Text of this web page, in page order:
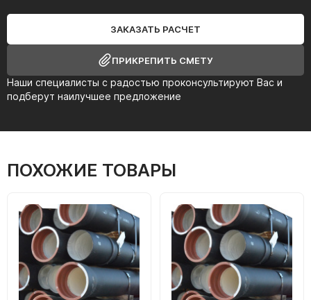
Наши специалисты с радостью проконсультируют Вас и
подберут наилучшее предложение
ЗАКАЗАТЬ РАСЧЕТ
ПРИКРЕПИТЬ СМЕТУ
ПОХОЖИЕ ТОВАРЫ